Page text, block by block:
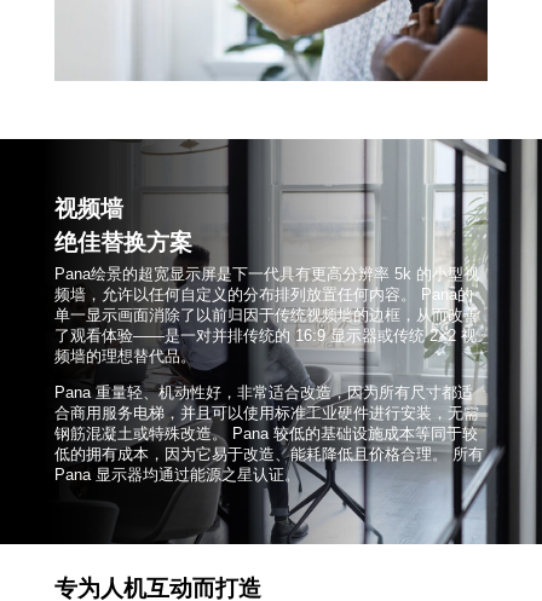
视频墙
绝佳替换方案
Pana绘景的超宽显示屏是下一代具有更高分辨率5k 的小型视
频墙，允许以任何自定义的分布排列放置任何内容。
Pana的
单一显示画面消除了以前归因于传统视频墙的边框，从而改善
了观看体验——是一对并排传统的 16:9显示器或传统2×2 视
频墙的理想替代品。
Pana 重量轻、机动性好，非常适合改造，因为所有尺寸都适
合商用服务电梯，并且可以使用标准工业硬件进行安装，无需
钢筋混凝土或特殊改造。
Pana 较低的基础设施成本等同于较
低的拥有成本，因为它易于改造、能耗降低且价格合理。 所有
Pana 显示器均通过能源之星认证。
专为人机互动而打造